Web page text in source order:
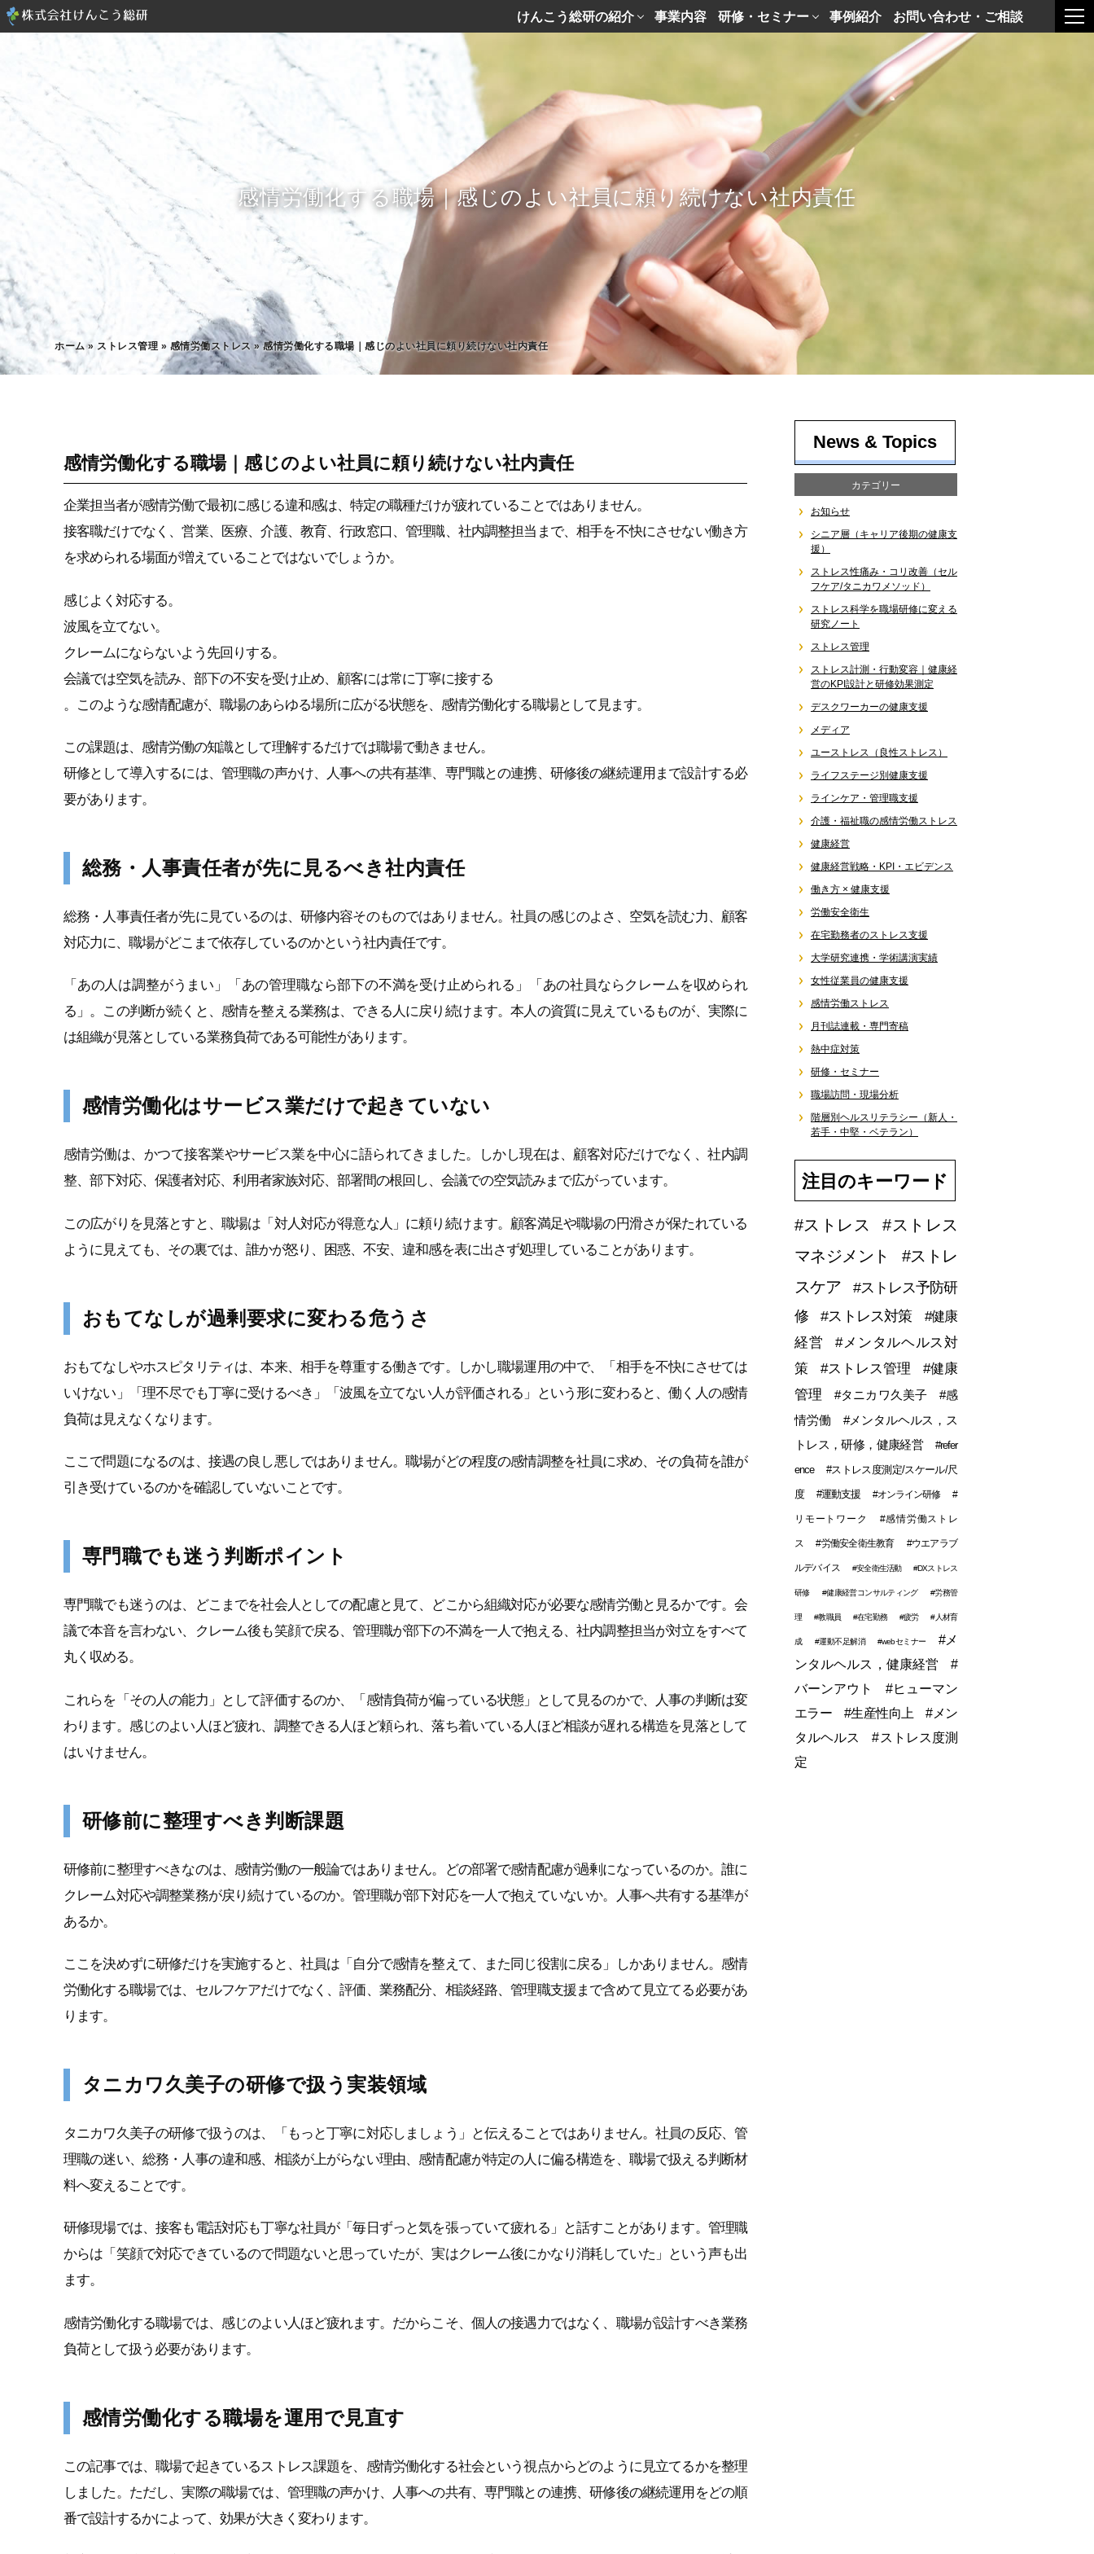
けんこう総研の紹介 事業内容 研修・セミナー 事例紹介 お問い合わせ・ご相談
感情労働化する職場｜感じのよい社員に頼り続けない社内責任
ホーム» ストレス管理 » 感情労働ストレス »感情労働化する職場｜感じのよい社員に頼り続けない社内責任
感情労働化する職場｜感じのよい社員に頼り続けない社内責任
企業担当者が感情労働で最初に感じる違和感は、特定の職種だけが疲れていることではありません。
接客職だけでなく、営業、医療、介護、教育、行政窓口、管理職、社内調整担当まで、相手を不快にさせない働き方
を求められる場面が増えていることではないでしょうか。
感じよく対応する。
波風を立てない。
クレームにならないよう先回りする。
会議では空気を読み、部下の不安を受け止め、顧客には常に丁寧に接する
。このような感情配慮が、職場のあらゆる場所に広がる状態を、感情労働化する職場として見ます。
この課題は、感情労働の知識として理解するだけでは職場で動きません。
研修として導入するには、管理職の声かけ、人事への共有基準、専門職との連携、研修後の継続運用まで設計する必
要があります。
総務・人事責任者が先に見るべき社内責任
総務・人事責任者が先に見ているのは、研修内容そのものではありません。社員の感じのよさ、空気を読む力、顧客
対応力に、職場がどこまで依存しているのかという社内責任です。
「あの人は調整がうまい」「あの管理職なら部下の不満を受け止められる」「あの社員ならクレームを収められ
る」。この判断が続くと、感情を整える業務は、できる人に戻り続けます。本人の資質に見えているものが、実際に
は組織が見落としている業務負荷である可能性があります。
感情労働化はサービス業だけで起きていない
感情労働は、かつて接客業やサービス業を中心に語られてきました。しかし現在は、顧客対応だけでなく、社内調
整、部下対応、保護者対応、利用者家族対応、部署間の根回し、会議での空気読みまで広がっています。
この広がりを見落とすと、職場は「対人対応が得意な人」に頼り続けます。顧客満足や職場の円滑さが保たれている
ように見えても、その裏では、誰かが怒り、困惑、不安、違和感を表に出さず処理していることがあります。
おもてなしが過剰要求に変わる危うさ
おもてなしやホスピタリティは、本来、相手を尊重する働きです。しかし職場運用の中で、「相手を不快にさせては
いけない」「理不尽でも丁寧に受けるべき」「波風を立てない人が評価される」という形に変わると、働く人の感情
負荷は見えなくなります。
ここで問題になるのは、接遇の良し悪しではありません。職場がどの程度の感情調整を社員に求め、その負荷を誰が
引き受けているのかを確認していないことです。
専門職でも迷う判断ポイント
専門職でも迷うのは、どこまでを社会人としての配慮と見て、どこから組織対応が必要な感情労働と見るかです。会
議で本音を言わない、クレーム後も笑顔で戻る、管理職が部下の不満を一人で抱える、社内調整担当が対立をすべて
丸く収める。
これらを「その人の能力」として評価するのか、「感情負荷が偏っている状態」として見るのかで、人事の判断は変
わります。感じのよい人ほど疲れ、調整できる人ほど頼られ、落ち着いている人ほど相談が遅れる構造を見落として
はいけません。
研修前に整理すべき判断課題
研修前に整理すべきなのは、感情労働の一般論ではありません。どの部署で感情配慮が過剰になっているのか。誰に
クレーム対応や調整業務が戻り続けているのか。管理職が部下対応を一人で抱えていないか。人事へ共有する基準が
あるか。
ここを決めずに研修だけを実施すると、社員は「自分で感情を整えて、また同じ役割に戻る」しかありません。感情
労働化する職場では、セルフケアだけでなく、評価、業務配分、相談経路、管理職支援まで含めて見立てる必要があ
ります。
タニカワ久美子の研修で扱う実装領域
タニカワ久美子の研修で扱うのは、「もっと丁寧に対応しましょう」と伝えることではありません。社員の反応、管
理職の迷い、総務・人事の違和感、相談が上がらない理由、感情配慮が特定の人に偏る構造を、職場で扱える判断材
料へ変えることです。
研修現場では、接客も電話対応も丁寧な社員が「毎日ずっと気を張っていて疲れる」と話すことがあります。管理職
からは「笑顔で対応できているので問題ないと思っていたが、実はクレーム後にかなり消耗していた」という声も出
ます。
感情労働化する職場では、感じのよい人ほど疲れます。だからこそ、個人の接遇力ではなく、職場が設計すべき業務
負荷として扱う必要があります。
感情労働化する職場を運用で見直す
この記事では、職場で起きているストレス課題を、感情労働化する社会という視点からどのように見立てるかを整理
しました。ただし、実際の職場では、管理職の声かけ、人事への共有、専門職との連携、研修後の継続運用をどの順
番で設計するかによって、効果が大きく変わります。
News & Topics
カテゴリー
お知らせ
シニア層（キャリア後期の健康支
援）
ストレス性痛み・コリ改善（セル
フケア/タニカワメソッド）
ストレス科学を職場研修に変える
研究ノート
ストレス管理
ストレス計測・行動変容｜健康経
営のKPI設計と研修効果測定
デスクワーカーの健康支援
メディア
ユーストレス（良性ストレス）
ライフステージ別健康支援
ラインケア・管理職支援
介護・福祉職の感情労働ストレス
健康経営
健康経営戦略・KPI・エビデンス
働き方 × 健康支援
労働安全衛生
在宅勤務者のストレス支援
大学研究連携・学術講演実績
女性従業員の健康支援
感情労働ストレス
月刊誌連載・専門寄稿
熱中症対策
研修・セミナー
職場訪問・現場分析
階層別ヘルスリテラシー（新人・
若手・中堅・ベテラン）
注目のキーワード
#ストレス
#ストレス
マネジメント
#ストレ
スケア
#ストレス予防研
修
#ストレス対策
#健康
経営
#メンタルヘルス対
策
#ストレス管理
#健康
管理
#タニカワ久美子
#感
情労働
#メンタルヘルス，ス
トレス，研修，健康経営
#refer
ence
#ストレス度測定/スケール/尺
度
#運動支援 #オンライン研修 #
リモートワーク #感情労働ストレ
ス #労働安全衛生教育 #ウエアラブ
ルデバイス #安全衛生活動 #DXストレス
研修 #健康経営コンサルティング #労務管
理 #教職員 #在宅勤務 #疲労 #人材育
成 #運動不足解消 #webセミナー
#メ
ンタルヘルス，健康経営
#
バーンアウト
#ヒューマン
エラー
#生産性向上
#メン
タルヘルス
#ストレス度測
定